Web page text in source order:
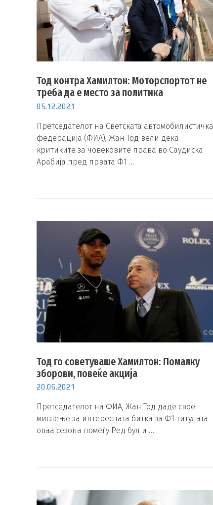
Тод контра Хамилтон: Моторспортот не
треба да е место за политика
05.12.2021
Претседателот на Светската автомобилистичка
федерација (ФИА), Жан Тод вели дека
критиките за човековите права во Саудиска
Арабија пред првата Ф1 …
Тод го советуваше Хамилтон: Помалку
зборови, повеќе акција
20.06.2021
Претседателот на ФИА, Жан Тод даде свое
мислење за интересната битка за Ф1 титулата
оваа сезона помеѓу Ред бул и …